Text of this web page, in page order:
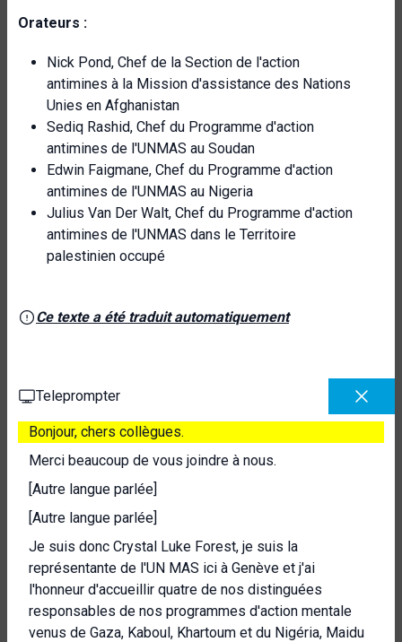
Orateurs :
Nick Pond, Chef de la Section de l'action
antimines à la Mission d'assistance des Nations
Unies en Afghanistan
Sediq Rashid, Chef du Programme d'action
antimines de l'UNMAS au Soudan
Edwin Faigmane, Chef du Programme d'action
antimines de l'UNMAS au Nigeria
Julius Van Der Walt, Chef du Programme d'action
antimines de l'UNMAS dans le Territoire
palestinien occupé
Ce texte a été traduit automatiquement
Teleprompter
Bonjour, chers collègues.
Merci beaucoup de vous joindre à nous.
[Autre langue parlée]
[Autre langue parlée]
Je suis donc Crystal Luke Forest, je suis la
représentante de l'UN MAS ici à Genève et j'ai
l'honneur d'accueillir quatre de nos distinguées
responsables de nos programmes d'action mentale
venus de Gaza, Kaboul, Khartoum et du Nigéria, Maidu